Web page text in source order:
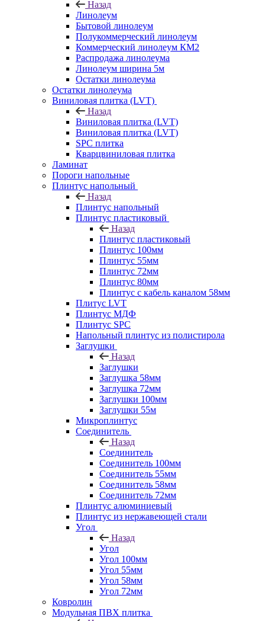
Назад
Линолеум
Бытовой линолеум
Полукоммерческий линолеум
Коммерческий линолеум КМ2
Распродажа линолеума
Линолеум ширина 5м
Остатки линолеума
Остатки линолеума
Виниловая плитка (LVT)
Назад
Виниловая плитка (LVT)
Виниловая плитка (LVT)
SPC плитка
Кварцвиниловая плитка
Ламинат
Пороги напольные
Плинтус напольный
Назад
Плинтус напольный
Плинтус пластиковый
Назад
Плинтус пластиковый
Плинтус 100мм
Плинтус 55мм
Плинтус 72мм
Плинтус 80мм
Плинтус с кабель каналом 58мм
Плитус LVT
Плинтус МДФ
Плинтус SPC
Напольный плинтус из полистирола
Заглушки
Назад
Заглушки
Заглушка 58мм
Заглушка 72мм
Заглушки 100мм
Заглушки 55м
Микроплинтус
Соединитель
Назад
Соединитель
Соединитель 100мм
Соединитель 55мм
Соединитель 58мм
Соединитель 72мм
Плинтус алюминиевый
Плинтус из нержавеющей стали
Угол
Назад
Угол
Угол 100мм
Угол 55мм
Угол 58мм
Угол 72мм
Ковролин
Модульная ПВХ плитка